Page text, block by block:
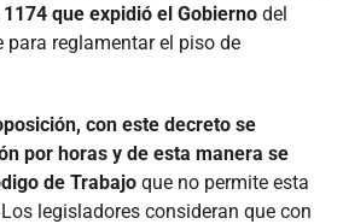
que expidió el Gobierno del
para reglamentar el piso de
con este decreto se
por horas y de esta manera se
de Trabajo que no permite esta
legisladores consideran que con